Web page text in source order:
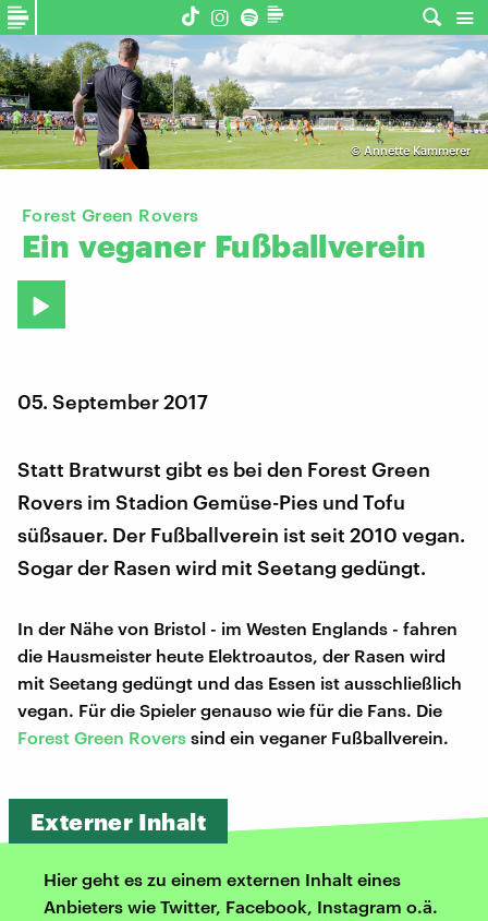
© Annette Kammerer
Forest Green Rovers
Ein veganer Fußballverein
05. September 2017
Statt Bratwurst gibt es bei den Forest Green
Rovers im Stadion Gemüse-Pies und Tofu
süßsauer. Der Fußballverein ist seit 2010 vegan.
Sogar der Rasen wird mit Seetang gedüngt.
In der Nähe von Bristol - im Westen Englands - fahren
die Hausmeister heute Elektroautos, der Rasen wird
mit Seetang gedüngt und das Essen ist ausschließlich
vegan. Für die Spieler genauso wie für die Fans. Die
Forest Green Rovers sind ein veganer Fußballverein.
Externer Inhalt
Hier geht es zu einem externen Inhalt eines
Anbieters wie Twitter, Facebook, Instagram o.ä.